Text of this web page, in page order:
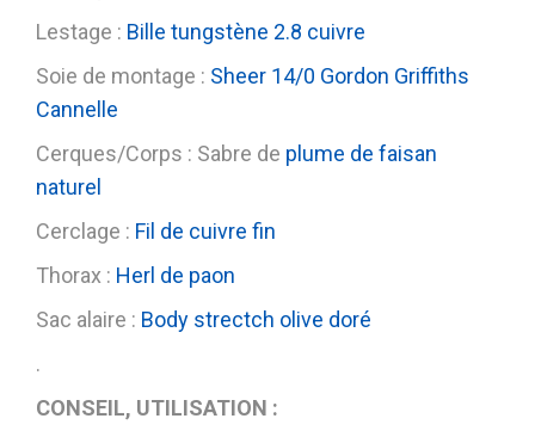
Lestage : Bille tungstène 2.8 cuivre
Soie de montage : Sheer 14/0 Gordon Griffiths
Cannelle
Cerques/Corps : Sabre de plume de faisan
naturel
Cerclage : Fil de cuivre fin
Thorax : Herl de paon
Sac alaire : Body strectch olive doré
.
CONSEIL, UTILISATION :